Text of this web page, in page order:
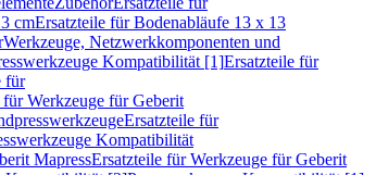
cmErsatzteile für Bodenabläufe 13 x 13
Werkzeuge, Netzwerkkomponenten und
Kompatibilität [1]Ersatzteile für
für
für Werkzeuge für Geberit
Ersatzteile für
Kompatibilität
MapressErsatzteile für Werkzeuge für Geberit